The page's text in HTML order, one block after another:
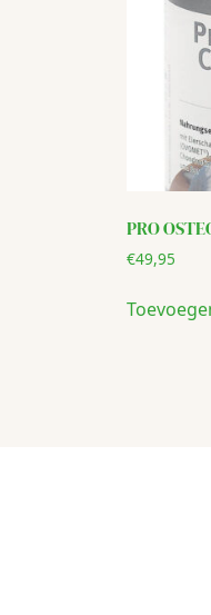
PRO
€49,95